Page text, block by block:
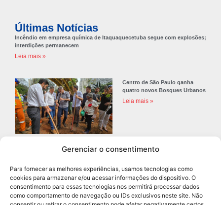
Gerenciar o consentimento
Para fornecer as melhores experiências, usamos tecnologias como
cookies para armazenar e/ou acessar informações do dispositivo. O
consentimento para essas tecnologias nos permitirá processar dados
como comportamento de navegação ou IDs exclusivos neste site. Não
Últimas Notícias
Incêndio em empresa química de Itaquaquecetuba segue com explosões;
interdições permanecem
Leia mais »
Centro de São Paulo ganha
quatro novos Bosques Urbanos
Leia mais »
para professores
Leia mais »